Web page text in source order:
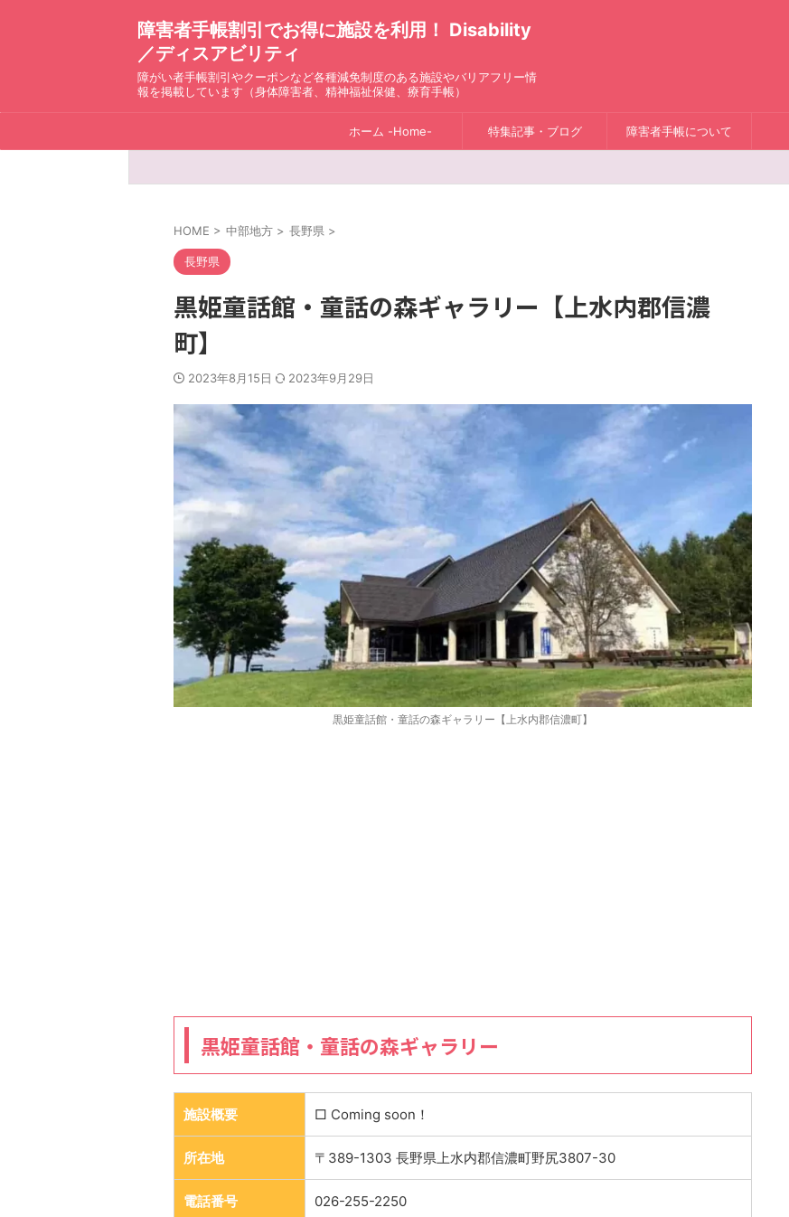
障害者手帳割引でお得に施設を利用！ Disability
／ディスアビリティ
障がい者手帳割引やクーポンなど各種減免制度のある施設やバリアフリー情
報を掲載しています（身体障害者、精神福祉保健、療育手帳）
ホーム -Home- 特集記事・ブログ 障害者手帳について
HOME > 中部地方 > 長野県 >
長野県
黒姫童話館・童話の森ギャラリー【上水内郡信濃
町】
2023年8月15日 2023年9月29日
黒姫童話館・童話の森ギャラリー【上水内郡信濃町】
黒姫童話館・童話の森ギャラリー
施設概要 □ Coming soon！
所在地 〒389-1303 長野県上水内郡信濃町野尻3807-30
電話番号 026-255-2250